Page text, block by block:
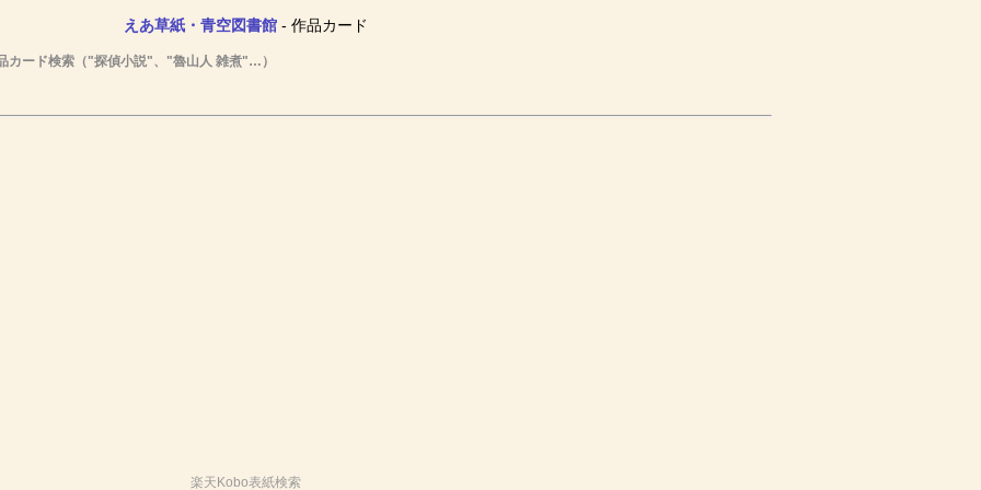
えあ草紙・青空図書館- 作品カード
カード検索（"探偵小説"、"魯山人 雑煮"…）
楽天Kobo表紙検索